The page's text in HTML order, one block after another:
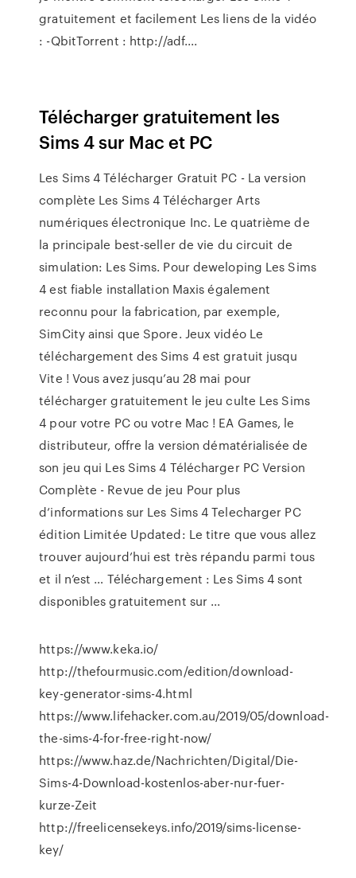
gratuitement et facilement Les liens de la vidéo
: -QbitTorrent : http://adf....
Télécharger gratuitement les
Sims 4 sur Mac et PC
Les Sims 4 Télécharger Gratuit PC - La version
complète Les Sims 4 Télécharger Arts
numériques électronique Inc. Le quatrième de
la principale best-seller de vie du circuit de
simulation: Les Sims. Pour deweloping Les Sims
4 est fiable installation Maxis également
reconnu pour la fabrication, par exemple,
SimCity ainsi que Spore. Jeux vidéo Le
téléchargement des Sims 4 est gratuit jusqu
Vite ! Vous avez jusqu’au 28 mai pour
télécharger gratuitement le jeu culte Les Sims
4 pour votre PC ou votre Mac ! EA Games, le
distributeur, offre la version dématérialisée de
son jeu qui Les Sims 4 Télécharger PC Version
Complète - Revue de jeu Pour plus
d’informations sur Les Sims 4 Telecharger PC
édition Limitée Updated: Le titre que vous allez
trouver aujourd’hui est très répandu parmi tous
et il n’est … Téléchargement : Les Sims 4 sont
disponibles gratuitement sur ...
https://www.keka.io/
http://thefourmusic.com/edition/download-
key-generator-sims-4.html
https://www.lifehacker.com.au/2019/05/download-
the-sims-4-for-free-right-now/
https://www.haz.de/Nachrichten/Digital/Die-
Sims-4-Download-kostenlos-aber-nur-fuer-
kurze-Zeit
http://freelicensekeys.info/2019/sims-license-
key/